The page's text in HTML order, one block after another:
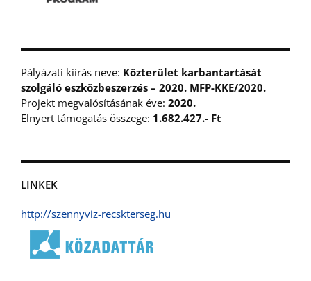
Pályázati kiírás neve: Közterület karbantartását
szolgáló eszközbeszerzés – 2020. MFP-KKE/2020.
Projekt megvalósításának éve: 2020.
Elnyert támogatás összege: 1.682.427.- Ft
LINKEK
http://szennyviz-recskterseg.hu